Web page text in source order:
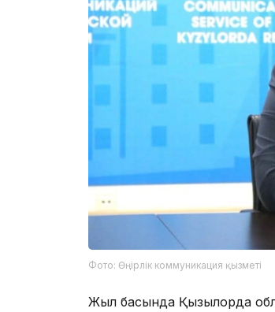
Фото: Өңірлік коммуникация қызметі
Жыл басында Қызылорда